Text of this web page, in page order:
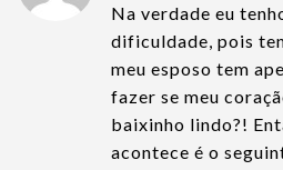
Na verdade eu
dificuldade, pois
meu esposo tem
fazer se meu
baixinho lindo?!
acontece é o